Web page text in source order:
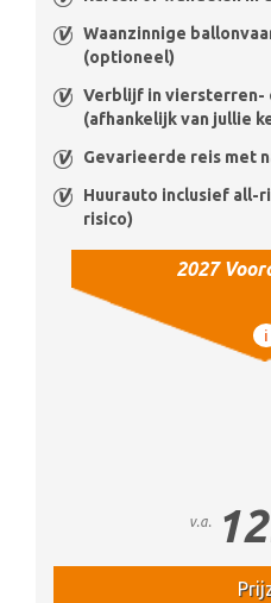
Waanzinnige
(optioneel)
Verblijf in
(afhankelijk van jullie
Gevarieerde reis met
Huurauto inclusief all-
risico)
2027
i
v.a.